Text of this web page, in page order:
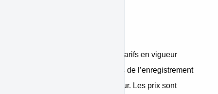
Les produits sont vendus aux tarifs en vigueur
figurant sur la Marketplace lors de l’enregistrement
de la commande par le Vendeur. Les prix sont